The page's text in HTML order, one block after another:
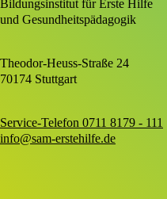
Bildungsinstitut für Erste Hilfe
und Gesundheitspädagogik
Theodor-Heuss-Straße 24
70174 Stuttgart
Service-Telefon 0711 8179 - 111
info@sam-erstehilfe.de